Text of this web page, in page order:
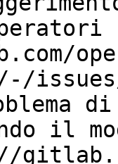
il